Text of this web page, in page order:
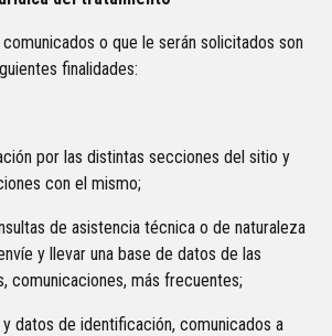
o que le serán solicitados son
finalidades:
por las distintas secciones del sitio y
con el mismo;
de asistencia técnica o de naturaleza
y llevar una base de datos de las
comunicaciones, más frecuentes;
datos de identificación, comunicados a